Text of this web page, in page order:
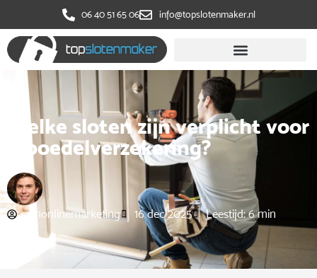
‭06 40 51 65 06 info@topslotenmaker.nl
Welke sloten zijn verplicht voor
inboedelverzekering?
samonlinemarketing 16 dec 2025 Leestijd: 6 min